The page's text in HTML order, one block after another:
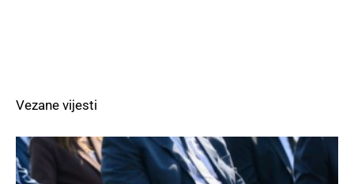
Vezane vijesti